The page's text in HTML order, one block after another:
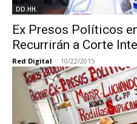
DD.HH.
Ex Presos Políticos
Recurrirán a Corte
Red Digital - 10/22/2015